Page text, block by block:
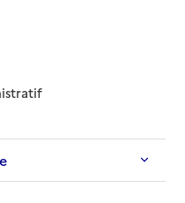
: disponible
: non disponible